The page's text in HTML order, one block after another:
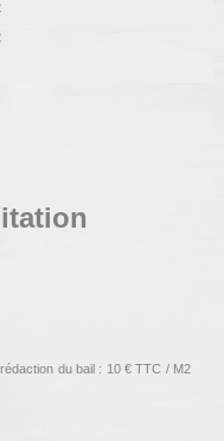
rédaction du bail : 10 € TTC / M2